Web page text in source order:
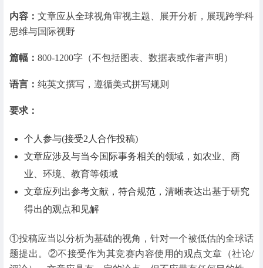
内容： 文章应从全球视角审视主题、展开分析，展现跨学科
思维与国际视野
篇幅： 800-1200字（不包括图表、数据表或作者声明）
语言： 纯英文撰写，遵循美式拼写规则
要求：
个人参与(接受2人合作投稿)
文章应涉及与当今国际事务相关的领域，如农业、商
业、环境、教育等领域
文章应列出参考文献，符合规范，清晰表达出基于研究
得出的观点和见解
①投稿应当以分析为基础的视角，针对一个被低估的全球话
题提出。②不接受作为其竞赛内容使用的观点文章（社论/